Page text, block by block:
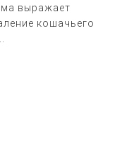
выражает
кошачьего